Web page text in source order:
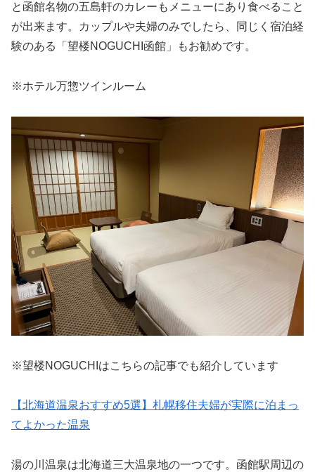
と函館名物の五島軒のカレーもメニューにあり食べること
が出来ます。カップルや夫婦のみでしたら、同じく宿泊経
験のある「望楼NOGUCHI函館」もお勧めです。
※ホテル万惣ツインルーム
※望楼NOGUCHIはこちらの記事でも紹介しています
【北海道温泉おすすめ5選】札幌移住夫婦が実際に泊まっ
てよかった温泉
湯の川温泉は北海道三大温泉地の一つです。函館駅周辺の